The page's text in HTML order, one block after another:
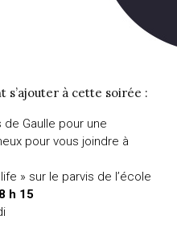
s’ajouter à cette soirée :
Gaulle pour une
pour vous joindre à
» sur le parvis de l’école
h 15